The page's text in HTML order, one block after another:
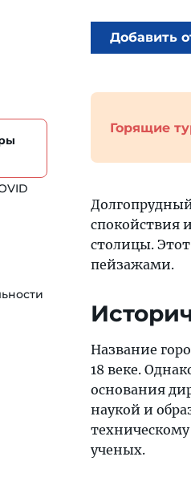
Добавить
Горящие
спокойствия
столицы.
пейзажами.
Название
18 веке.
основания
наукой и
ученых.